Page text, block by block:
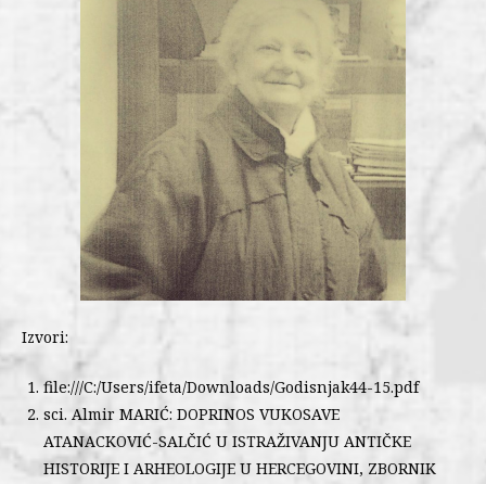
Izvori:
file:///C:/Users/ifeta/Downloads/Godisnjak44-15.pdf
sci. Almir MARIĆ: DOPRINOS VUKOSAVE
ATANACKOVIĆ-SALČIĆ U ISTRAŽIVANJU ANTIČKE
HISTORIJE I ARHEOLOGIJE U HERCEGOVINI, ZBORNIK